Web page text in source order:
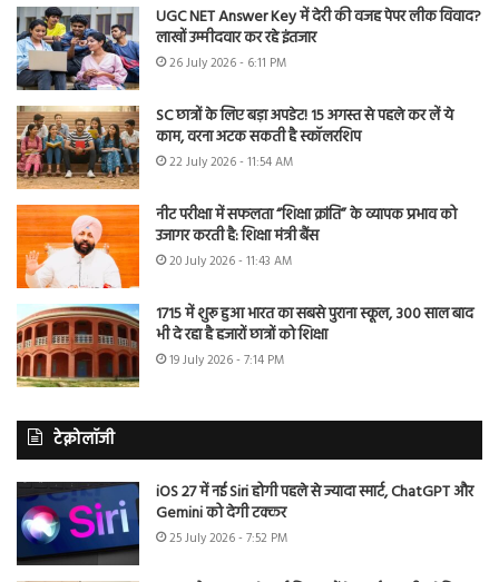
UGC NET Answer Key में देरी की वजह पेपर लीक विवाद?
लाखों उम्मीदवार कर रहे इंतजार
26 July 2026 - 6:11 PM
SC छात्रों के लिए बड़ा अपडेट! 15 अगस्त से पहले कर लें ये
काम, वरना अटक सकती है स्कॉलरशिप
22 July 2026 - 11:54 AM
नीट परीक्षा में सफलता “शिक्षा क्रांति” के व्यापक प्रभाव को
उजागर करती है: शिक्षा मंत्री बैंस
20 July 2026 - 11:43 AM
1715 में शुरू हुआ भारत का सबसे पुराना स्कूल, 300 साल बाद
भी दे रहा है हजारों छात्रों को शिक्षा
19 July 2026 - 7:14 PM
टेक्नोलॉजी
iOS 27 में नई Siri होगी पहले से ज्यादा स्मार्ट, ChatGPT और
Gemini को देगी टक्कर
25 July 2026 - 7:52 PM